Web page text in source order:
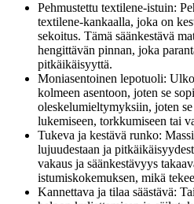
Pehmustettu textilene-istuin:
textilene-kankaalla, joka on
sekoitus. Tämä säänkestävä
hengittävän pinnan, joka
pitkäikäisyyttä.
Moniasentoinen lepotuoli:
kolmeen asentoon, joten se
oleskelumieltymyksiin, joten
lukemiseen, torkkumiseen tai
Tukeva ja kestävä runko:
lujuudestaan ja
vakaus ja säänkestävyys
istumiskokemuksen, mikä
Kannettava ja tilaa säästävä: